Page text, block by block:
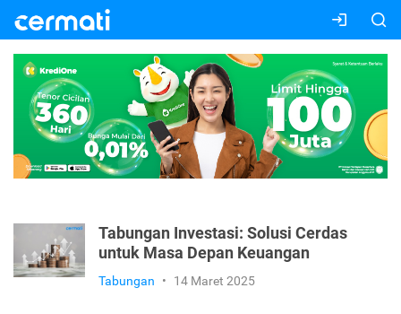
Tabungan Investasi: Solusi Cerdas
untuk Masa Depan Keuangan
Tabungan • 14 Maret 2025